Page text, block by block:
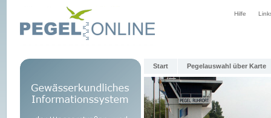
Hilfe
Start Pegelauswahl über Karte